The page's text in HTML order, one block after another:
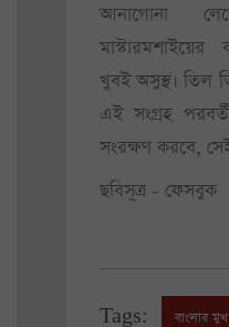
আনাগোনা
খুবই অসুস্থ। তিল
এই সংগ্রহ
সংরক্ষণ করবে,
ছবিসূত্র - ফেসবুক
Tags: বাংলার মুখ